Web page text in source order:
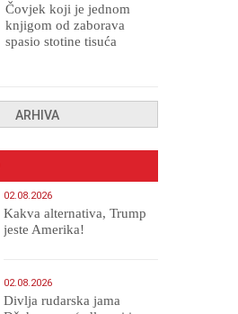
Čovjek koji je jednom
knjigom od zaborava
spasio stotine tisuća
ARHIVA
02.08.2026
Kakva alternativa, Trump
jeste Amerika!
02.08.2026
Divlja rudarska jama